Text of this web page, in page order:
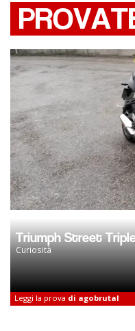
Triumph Street
Curiosità
Leggi la prova di agobrutal